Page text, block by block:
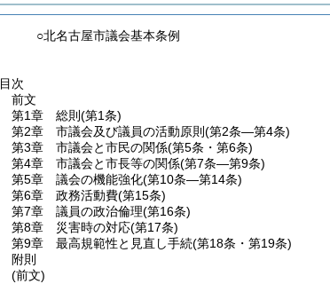
○北名古屋市議会基本条例
目次
前文
第1章
総則 (第1条)
第2章
市議会及び議員の活動原則 (第2条―第4条)
第3章
市議会と市民の関係(第5条・第6条)
第4章
市議会と市長等の関係(第7条―第9条)
第5章
議会の機能強化(第10条―第14条)
第6章
政務活動費(第15条)
第7章
議員の政治倫理(第16条)
第8章
災害時の対応(第17条)
第9章
最高規範性と見直し手続(第18条・第19条)
附則
(前文)